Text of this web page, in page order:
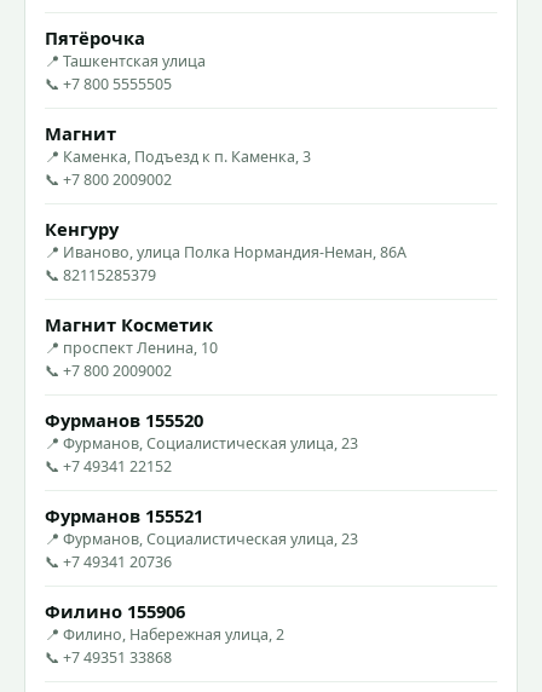
Пятёрочка
📍 Ташкентская улица
📞 +7 800 5555505
Магнит
📍 Каменка, Подъезд к п. Каменка, 3
📞 +7 800 2009002
Кенгуру
📍 Иваново, улица Полка Нормандия-Неман, 86А
📞 82115285379
Магнит Косметик
📍 проспект Ленина, 10
📞 +7 800 2009002
Фурманов 155520
📍 Фурманов, Социалистическая улица, 23
📞 +7 49341 22152
Фурманов 155521
📍 Фурманов, Социалистическая улица, 23
📞 +7 49341 20736
Филино 155906
📍 Филино, Набережная улица, 2
📞 +7 49351 33868